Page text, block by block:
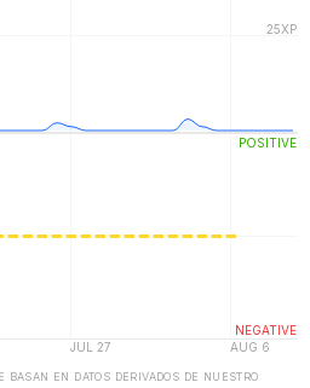
BASAN EN DATOS DERIVADOS DE NUESTRO